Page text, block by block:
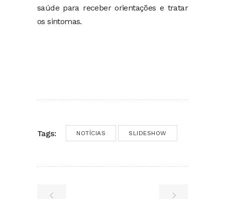
saúde para receber orientações e tratar
os sintomas.
Tags: NOTÍCIAS SLIDESHOW